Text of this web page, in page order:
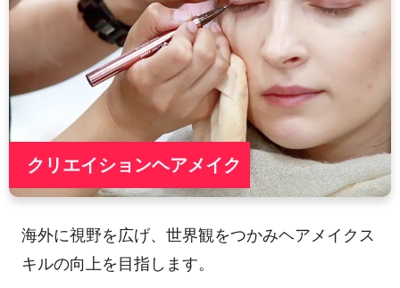
クリエイションヘアメイク
海外に視野を広げ、世界観をつかみヘアメイクス
キルの向上を目指します。